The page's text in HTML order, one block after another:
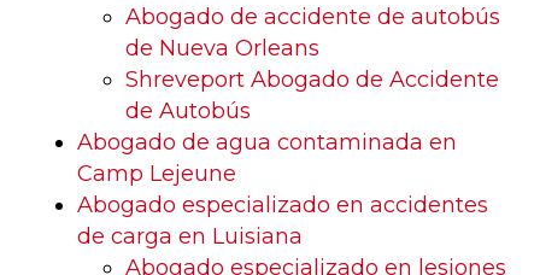
Abogado de accidente de autobús
de Nueva Orleans
Shreveport Abogado de Accidente
de Autobús
Abogado de agua contaminada en
Camp Lejeune
Abogado especializado en accidentes
de carga en Luisiana
Abogado especializado en lesiones